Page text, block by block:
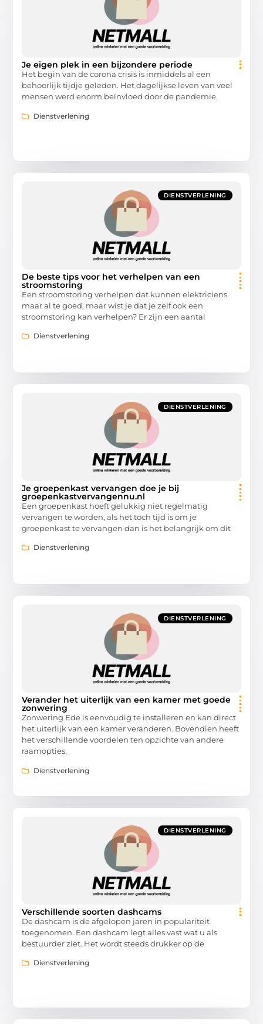
Je eigen plek in een bijzondere periode
Het begin van de corona crisis is inmiddels al een
behoorlijk tijdje geleden. Het dagelijkse leven van veel
mensen werd enorm beïnvloed door de pandemie.
Dienstverlening
DIENSTVERLENING
De beste tips voor het verhelpen van een
stroomstoring
Een stroomstoring verhelpen dat kunnen elektriciens
maar al te goed, maar wist je dat je zelf ook een
stroomstoring kan verhelpen? Er zijn een aantal
Dienstverlening
DIENSTVERLENING
Je groepenkast vervangen doe je bij
groepenkastvervangennu.nl
Een groepenkast hoeft gelukkig niet regelmatig
vervangen te worden, als het toch tijd is om je
groepenkast te vervangen dan is het belangrijk om dit
Dienstverlening
DIENSTVERLENING
Verander het uiterlijk van een kamer met goede
zonwering
Zonwering Ede is eenvoudig te installeren en kan direct
het uiterlijk van een kamer veranderen. Bovendien heeft
het verschillende voordelen ten opzichte van andere
raamopties,
Dienstverlening
DIENSTVERLENING
Verschillende soorten dashcams
De dashcam is de afgelopen jaren in populariteit
toegenomen. Een dashcam legt alles vast wat u als
bestuurder ziet. Het wordt steeds drukker op de
Dienstverlening